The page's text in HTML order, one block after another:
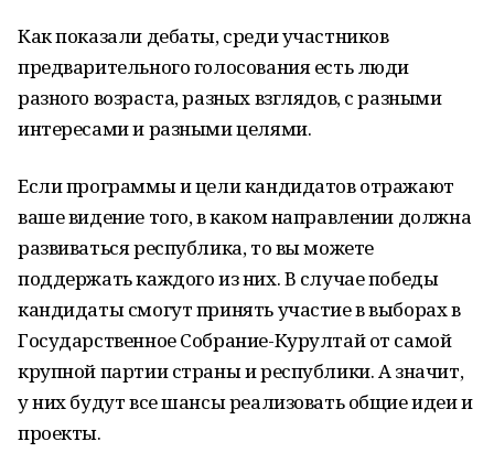
Как показали дебаты, среди участников
предварительного голосования есть люди
разного возраста, разных взглядов, с разными
интересами и разными целями.
Если программы и цели кандидатов отражают
ваше видение того, в каком направлении должна
развиваться республика, то вы можете
поддержать каждого из них. В случае победы
кандидаты смогут принять участие в выборах в
Государственное Собрание-Курултай от самой
крупной партии страны и республики. А значит,
у них будут все шансы реализовать общие идеи и
проекты.